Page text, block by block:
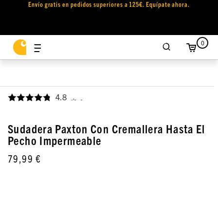
Envío gratis en pedidos superiores a 125€. Equípate ahora.
0
4.8 ,
Sudadera Paxton Con Cremallera Hasta El
Pecho Impermeable
79,99 €